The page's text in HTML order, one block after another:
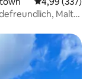
Malt-